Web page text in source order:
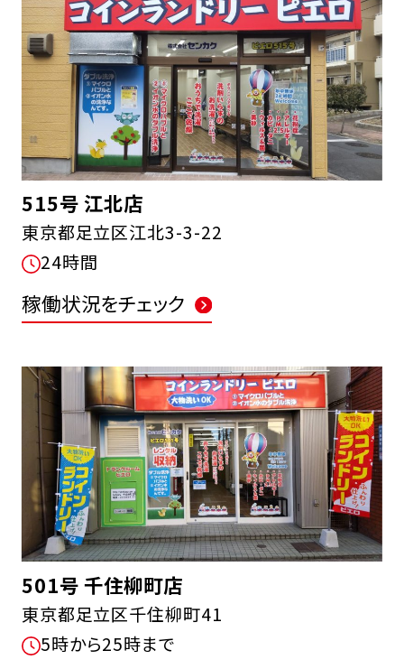
515号 江北店
東京都足立区江北3-3-22
24時間
稼働状況をチェック
501号 千住柳町店
東京都足立区千住柳町41
5時から25時まで